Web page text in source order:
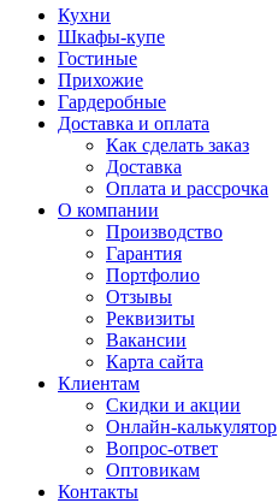
Кухни
Шкафы-купе
Гостиные
Прихожие
Гардеробные
Доставка и оплата
Как сделать заказ
Доставка
Оплата и рассрочка
О компании
Производство
Гарантия
Портфолио
Отзывы
Реквизиты
Вакансии
Карта сайта
Клиентам
Скидки и акции
Онлайн-калькулятор
Вопрос-ответ
Оптовикам
Контакты